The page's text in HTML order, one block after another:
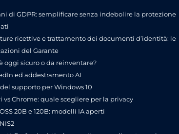
di GDPR: semplificare senza indebolire la protezione
ricettive e trattamento dei documenti d’identità: le
del Garante
oggi sicuro o da reinventare?
ed addestramento AI
supporto per Windows 10
vs Chrome: quale scegliere per la privacy
20B e 120B: modelli IA aperti